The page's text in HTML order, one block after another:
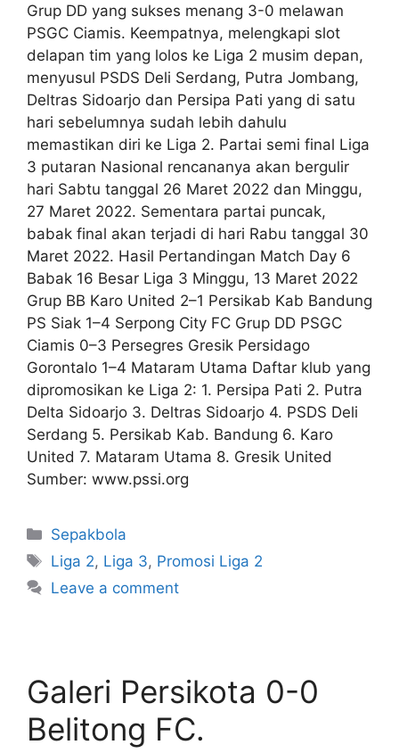
Grup DD yang sukses menang 3-0 melawan
PSGC Ciamis. Keempatnya, melengkapi slot
delapan tim yang lolos ke Liga 2 musim depan,
menyusul PSDS Deli Serdang, Putra Jombang,
Deltras Sidoarjo dan Persipa Pati yang di satu
hari sebelumnya sudah lebih dahulu
memastikan diri ke Liga 2. Partai semi final Liga
3 putaran Nasional rencananya akan bergulir
hari Sabtu tanggal 26 Maret 2022 dan Minggu,
27 Maret 2022. Sementara partai puncak,
babak final akan terjadi di hari Rabu tanggal 30
Maret 2022. Hasil Pertandingan Match Day 6
Babak 16 Besar Liga 3 Minggu, 13 Maret 2022
Grup BB Karo United 2–1 Persikab Kab Bandung
PS Siak 1–4 Serpong City FC Grup DD PSGC
Ciamis 0–3 Persegres Gresik Persidago
Gorontalo 1–4 Mataram Utama Daftar klub yang
dipromosikan ke Liga 2: 1. Persipa Pati 2. Putra
Delta Sidoarjo 3. Deltras Sidoarjo 4. PSDS Deli
Serdang 5. Persikab Kab. Bandung 6. Karo
United 7. Mataram Utama 8. Gresik United
Sumber: www.pssi.org
Sepakbola
Liga 2, Liga 3, Promosi Liga 2
Leave a comment
Galeri Persikota 0-0
Belitong FC.